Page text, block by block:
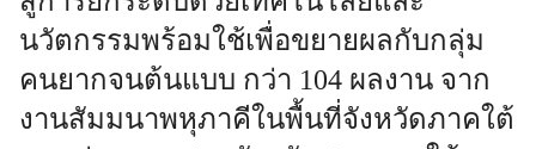
นวัตกรรมพร้อมใช้เพื่อขยายผลกับกลุ่ม
คนยากจนต้นแบบ กว่า 104 ผลงาน จาก
งานสัมมนาพหุภาคีในพื้นที่จังหวัดภาคใต้